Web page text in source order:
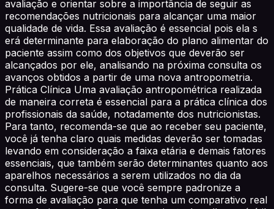
avaliação e orientar sobre a importância de seguir as
recomendações nutricionais para alcançar uma maior
qualidade de vida. Essa avaliação é essencial pois ela s
erá determinante para elaboração do plano alimentar do
paciente assim como dos objetivos que deverão ser
alcançados por ele, analisando na próxima consulta os
avanços obtidos a partir de uma nova antropometria.
Prática Clínica Uma avaliação antropométrica realizada
de maneira correta é essencial para a prática clínica dos
profissionais da saúde, notadamente dos nutricionistas.
Para tanto, recomenda-se que ao receber seu paciente,
você já tenha claro quais medidas deverão ser tomadas
levando em consideração a faixa etária e demais fatores
essenciais, que também serão determinantes quanto aos
aparelhos necessários a serem utilizados no dia da
consulta. Sugere-se que você sempre padronize a
forma de avaliação para que tenha um comparativo real